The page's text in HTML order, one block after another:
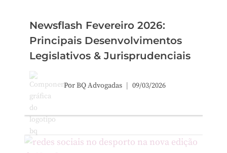
Newsflash Fevereiro 2026:
Principais Desenvolvimentos
Legislativos & Jurisprudenciais
PorBQ Advogadas 09/03/2026